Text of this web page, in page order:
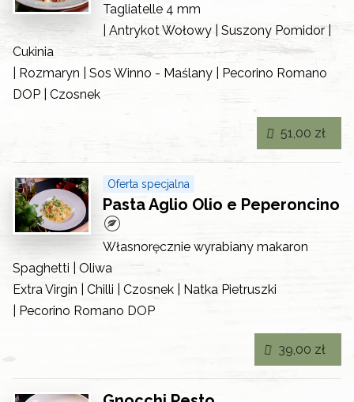
Tagliatelle 4 mm
| Antrykot Wołowy | Suszony Pomidor |
Cukinia
| Rozmaryn | Sos Winno - Maślany | Pecorino Romano
DOP | Czosnek
Oferta specjalna
Pasta Aglio Olio e Peperoncino
Własnoręcznie wyrabiany makaron
Spaghetti | Oliwa
Extra Virgin | Chilli | Czosnek | Natka Pietruszki
| Pecorino Romano DOP